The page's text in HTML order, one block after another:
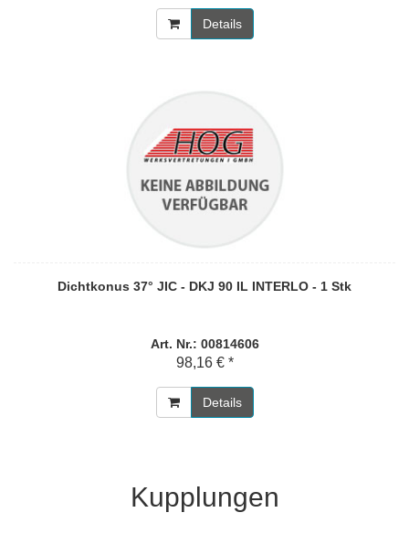
Details
Dichtkonus 37° JIC - DKJ 90 IL INTERLO - 1 Stk
Art. Nr.: 00814606
98,16 € *
Details
Kupplungen